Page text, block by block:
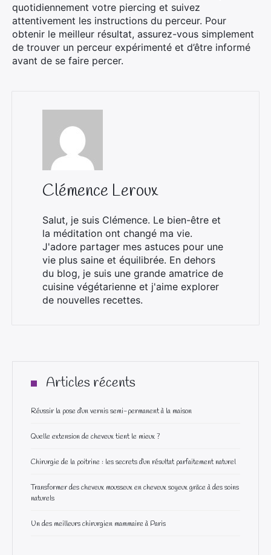
quotidiennement votre piercing et suivez
attentivement les instructions du perceur. Pour
obtenir le meilleur résultat, assurez-vous simplement
de trouver un perceur expérimenté et d’être informé
avant de se faire percer.
Clémence Leroux
Salut, je suis Clémence. Le bien-être et
la méditation ont changé ma vie.
J'adore partager mes astuces pour une
vie plus saine et équilibrée. En dehors
du blog, je suis une grande amatrice de
cuisine végétarienne et j'aime explorer
de nouvelles recettes.
Articles récents
Réussir la pose d’un vernis semi-permanent à la maison
Quelle extension de cheveux tient le mieux ?
Chirurgie de la poitrine : les secrets d’un résultat parfaitement naturel
Transformer des cheveux mousseux en cheveux soyeux grâce à des soins
naturels
Un des meilleurs chirurgien mammaire à Paris